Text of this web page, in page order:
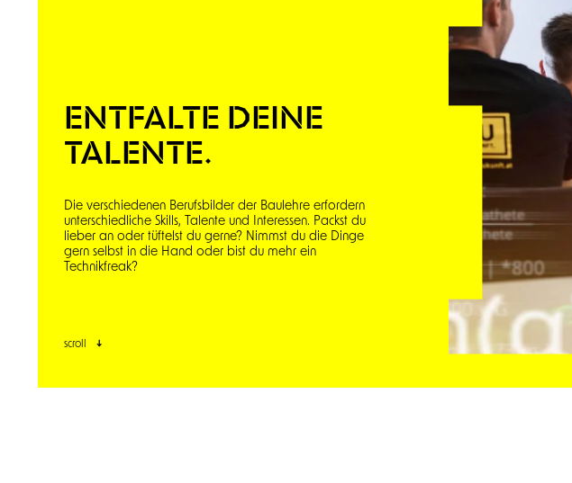
ENTFALTE DEINE
TALENTE.
Die verschiedenen Berufsbilder der Baulehre erfordern
unterschiedliche Skills, Talente und Interessen. Packst du
lieber an oder tüftelst du gerne? Nimmst du die Dinge
gern selbst in die Hand oder bist du mehr ein
Technikfreak?
scroll